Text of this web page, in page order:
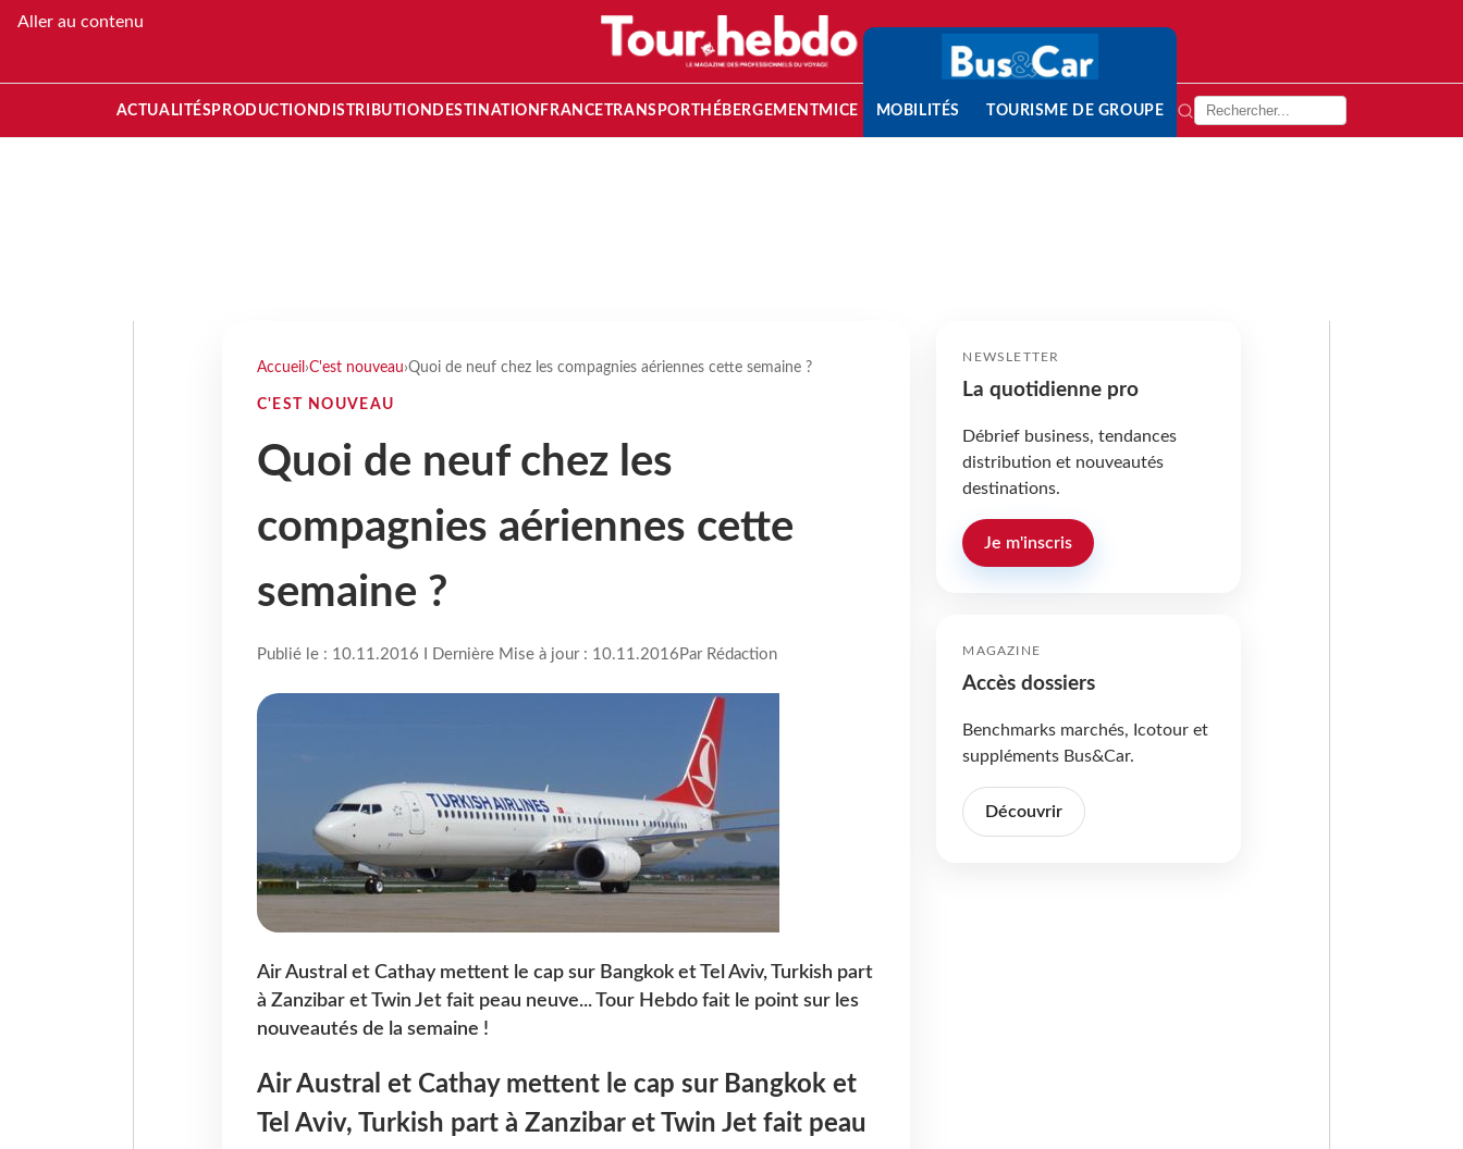
Aller au contenu
ACTUALITÉS PRODUCTION DISTRIBUTION DESTINATION FRANCETRANSPORT HÉBERGEMENTMICE MOBILITÉS TOURISME DE GROUPE
Accueil ›C'est nouveau›Quoi de neuf chez les compagnies aériennes cette semaine ?
C'EST NOUVEAU
Quoi de neuf chez les
compagnies aériennes cette
semaine ?
Publié le : 10.11.2016 I Dernière Mise à jour : 10.11.2016 Par Rédaction
Air Austral et Cathay mettent le cap sur Bangkok et Tel Aviv, Turkish part
à Zanzibar et Twin Jet fait peau neuve... Tour Hebdo fait le point sur les
nouveautés de la semaine !
Air Austral et Cathay mettent le cap sur Bangkok et
Tel Aviv, Turkish part à Zanzibar et Twin Jet fait peau
NEWSLETTER
La quotidienne pro
Débrief business, tendances
distribution et nouveautés
destinations.
Je m'inscris
MAGAZINE
Accès dossiers
Benchmarks marchés, Icotour et
suppléments Bus&Car.
Découvrir